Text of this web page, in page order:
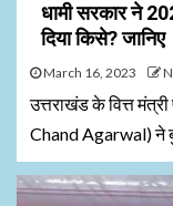
धामी सरकार ने
दिया किसे? जानिए
March 16, 2023
उत्तराखंड के वित्त
Chand Agarwal) ने